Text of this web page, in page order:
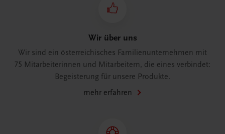
Wir über uns
Wir sind ein österreichisches Familienunternehmen mit
75 Mitarbeiterinnen und Mitarbeitern, die eines verbindet:
Begeisterung für unsere Produkte.
mehr erfahren